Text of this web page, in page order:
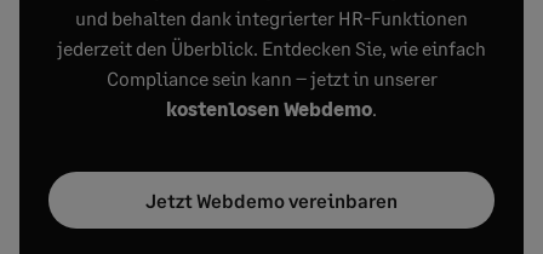
und behalten dank integrierter HR-Funktionen
jederzeit den Überblick. Entdecken Sie, wie einfach
Compliance sein kann – jetzt in unserer
kostenlosen Webdemo.
Jetzt Webdemo vereinbaren